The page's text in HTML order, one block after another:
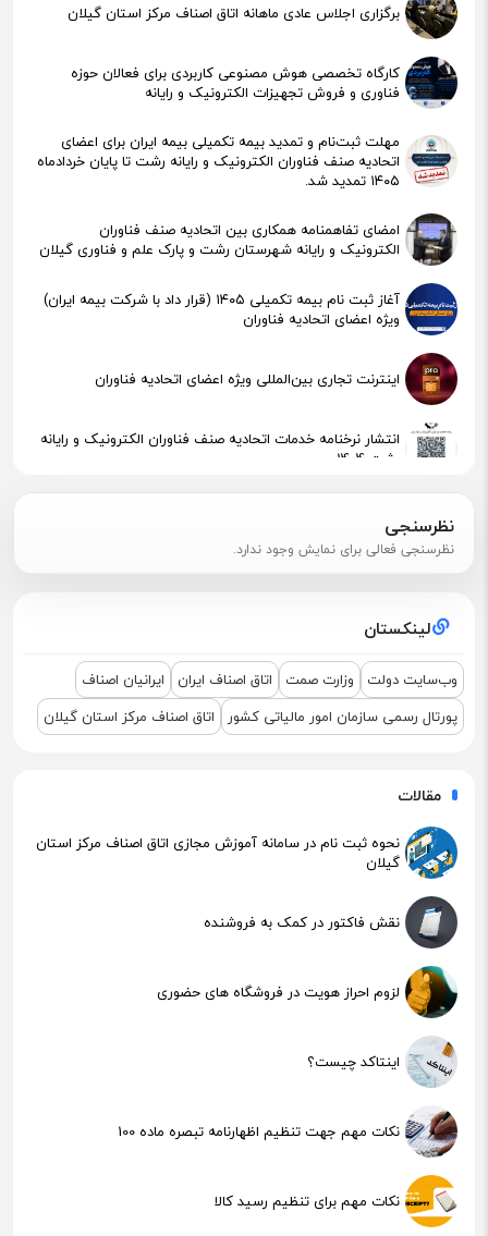
برگزاری اجلاس عادی ماهانه اتاق اصناف مرکز استان گیلان
کارگاه تخصصی هوش مصنوعی کاربردی برای فعالان حوزه
فناوری و فروش تجهیزات الکترونیک و رایانه
مهلت ثبت‌نام و تمدید بیمه تکمیلی بیمه ایران برای اعضای
اتحادیه صنف فناوران الکترونیک و رایانه رشت تا پایان خردادماه
۱۴۰۵ تمدید شد.
امضای تفاهمنامه همکاری بین اتحادیه صنف فناوران
الکترونیک و رایانه شهرستان رشت و پارک علم و فناوری گیلان
آغاز ثبت نام بیمه تکمیلی ۱۴۰۵ (قرار داد با شرکت بیمه ایران)
ویژه اعضای اتحادیه فناوران
اینترنت تجاری بین‌المللی ویژه اعضای اتحادیه فناوران
انتشار نرخنامه خدمات اتحادیه صنف فناوران الکترونیک و رایانه
رشت 1404
نشست مشترک درباره نمایشگاه ETEX+IGF 2025
نظرسنجی
نظرسنجی فعالی برای نمایش وجود ندارد.
لینکستان
وب‌سایت دولت وزارت صمت اتاق اصناف ایران
ایرانیان اصناف
پورتال رسمی سازمان امور مالیاتی کشور
اتاق اصناف مرکز استان گیلان
مقالات
نحوه ثبت نام در سامانه آموزش مجازی اتاق اصناف مرکز استان
گیلان
نقش فاکتور در کمک به فروشنده
لزوم احراز هویت در فروشگاه های حضوری
اینتاکد چیست؟
نکات مهم جهت تنظیم اظهارنامه تبصره ماده 100
نکات مهم برای تنظیم رسید کالا